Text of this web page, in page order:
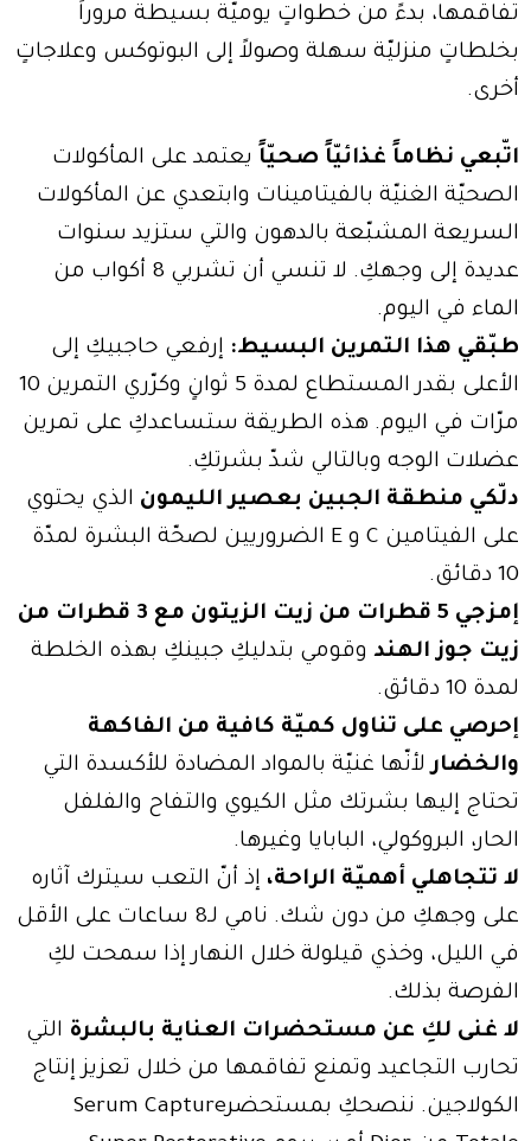
تفاقمها، بدءً من خطواتٍ يوميّة بسيطة مروراً
بخلطاتٍ منزليّة سهلة وصولاً إلى البوتوكس وعلاجاتٍ
أخرى.
اتّبعي نظاماً غذائيّاً صحيّاً يعتمد على المأكولات
الصحيّة الغنيّة بالفيتامينات وابتعدي عن المأكولات
السريعة المشبّعة بالدهون والتي ستزيد سنوات
عديدة إلى وجهكِ. لا تنسي أن تشربي 8 أكواب من
الماء في اليوم.
طبّقي هذا التمرين البسيط: إرفعي حاجبيكِ إلى
الأعلى بقدر المستطاع لمدة 5 ثوانٍ وكرّري التمرين 10
مرّات في اليوم. هذه الطريقة ستساعدكِ على تمرين
عضلات الوجه وبالتالي شدّ بشرتكِ.
دلّكي منطقة الجبين بعصير الليمون الذي يحتوي
على الفيتامين C و E الضروريين لصحّة البشرة لمدّة
10 دقائق.
إمزجي 5 قطرات من زيت الزيتون مع 3 قطرات من
زيت جوز الهند وقومي بتدليكِ جبينكِ بهذه الخلطة
لمدة 10 دقائق.
إحرصي على تناول كميّة كافية من الفاكهة
والخضار لأنّها غنيّة بالمواد المضادة للأكسدة التي
تحتاج إليها بشرتك مثل الكيوي والتفاح والفلفل
الحار، البروكولي، البابايا وغيرها.
لا تتجاهلي أهميّة الراحة، إذ أنّ التعب سيترك آثاره
على وجهكِ من دون شك. نامي لـ8 ساعات على الأقل
في الليل، وخذي قيلولة خلال النهار إذا سمحت لكِ
الفرصة بذلك.
لا غنى لكِ عن مستحضرات العناية بالبشرة التي
تحارب التجاعيد وتمنع تفاقمها من خلال تعزيز إنتاج
الكولاجين. ننصحكِ بمستحضرSerum Capture